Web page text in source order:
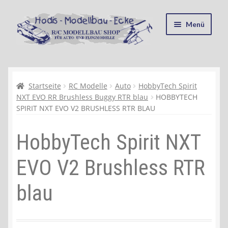
Zur
Navigation
springen
Zum
Inhalt
springen
Menü
Kasse
Mein Konto
Recycling, Entsorgung und Umwelt
Shop
Warenkorb
Ablauf einer Bestellung
Startseite RC Modelle Auto
HobbyTech Spirit
NXT EVO RR Brushless Buggy RTR blau
HOBBYTECH
SPIRIT NXT EVO V2 BRUSHLESS RTR BLAU
HobbyTech Spirit NXT
EVO V2 Brushless RTR
blau